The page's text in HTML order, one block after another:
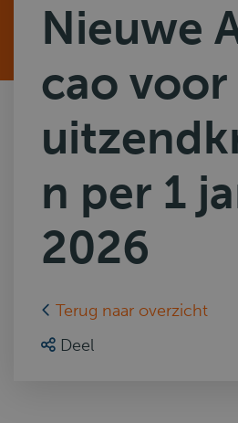
Nieuwe
cao voor
n per 1
2026
Terug naar overzicht
Deel